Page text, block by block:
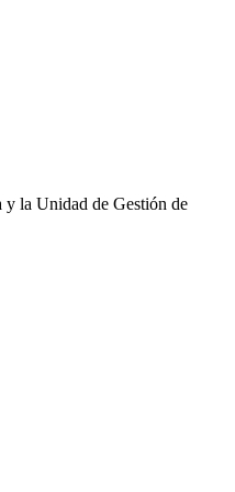
y la Unidad de Gestión de